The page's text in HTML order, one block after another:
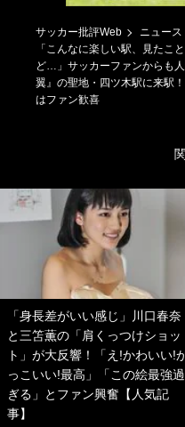
サッカー批評Web ニュース
「こんなに楽しい駅、見たこ
ど…」サッカーファンからも
翼』の聖地・四ツ木駅に来駅
はファン歓喜
「身長差がいい感じ」川口春奈
と三笘薫の「肩くっつけショッ
ト」が大反響！「え!かわいい!
っこいい!最高」「この絵最強過
ぎる」とファン興奮【人気記
事】